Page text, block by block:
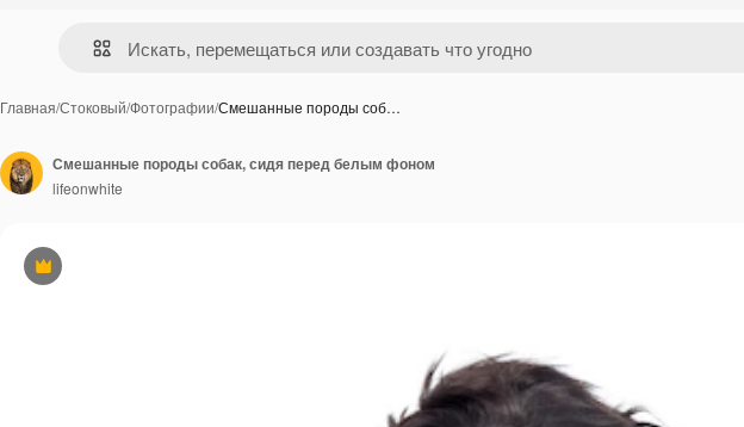
Главная/Стоковый/Фотографии/Смешанные породы соб…
Премиум
Смешанные породы собак, сидя перед белым фоном
lifeonwhite